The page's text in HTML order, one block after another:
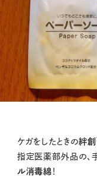
ケガをしたときの絆創
指定医薬部外品の、
ル消毒綿 ！